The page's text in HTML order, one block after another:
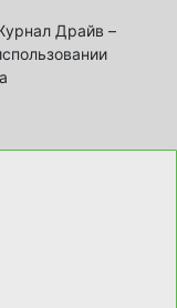
Драйв –